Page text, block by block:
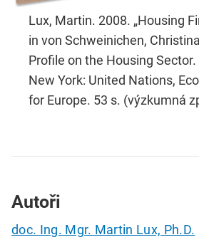
Lux, Martin. 2008. „Housing
in von Schweinichen,
Profile on the Housing
New York: United Nations,
for Europe. 53 s. (výzkumná
Autoři
doc. Ing. Mgr. Martin Lux, Ph.D.